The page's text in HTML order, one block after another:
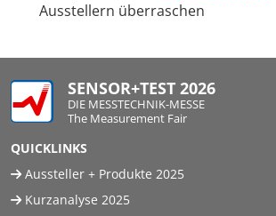
Ausstellern überraschen
SENSOR+TEST 2026
DIE MESSTECHNIK-MESSE
The Measurement Fair
QUICKLINKS
Aussteller + Produkte 2025
Kurzanalyse 2025